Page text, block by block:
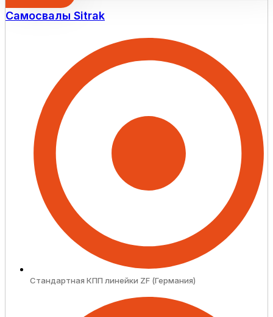
Самосвалы Sitrak
Стандартная КПП линейки ZF (Германия)